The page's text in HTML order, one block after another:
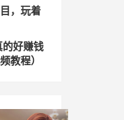
，玩着
的好赚钱
教程）